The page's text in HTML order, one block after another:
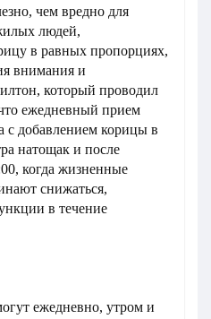
чем вредно для
людей,
в равных пропорциях,
внимания и
который проводил
ежедневный прием
с добавлением корицы в
натощак и после
когда жизненные
снижаться,
в течение
ежедневно, утром и